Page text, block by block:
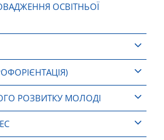
ОСВІТНЬОЇ
РОЗВИТКУ МОЛОДІ